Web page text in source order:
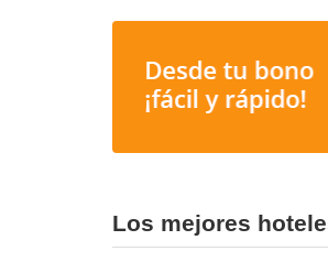
Los mejores